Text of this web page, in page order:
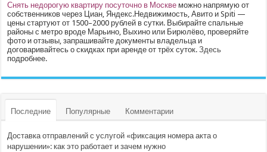
Снять недорогую квартиру посуточно в Москве можно напрямую от
собственников через Циан, Яндекс.Недвижимость, Авито и Spiti —
цены стартуют от 1500–2000 рублей в сутки. Выбирайте спальные
районы с метро вроде Марьино, Выхино или Бирюлёво, проверяйте
фото и отзывы, запрашивайте документы владельца и
договаривайтесь о скидках при аренде от трёх суток.Здесь
подробнее.
Последние Популярные Комментарии
Доставка отправлений с услугой «фиксация номера акта о
нарушении»: как это работает и зачем нужно